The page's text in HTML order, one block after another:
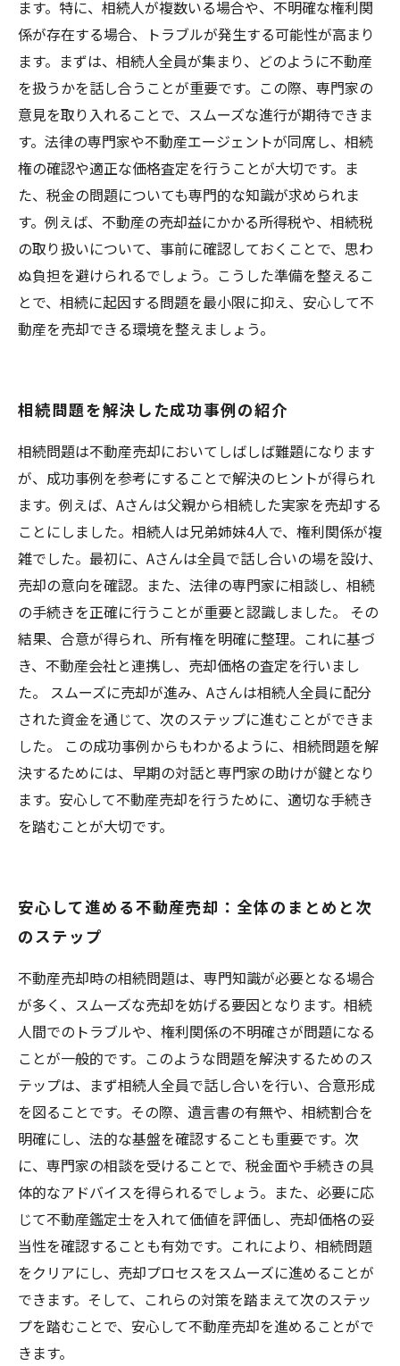
ます。特に、相続人が複数いる場合や、不明確な権利関
係が存在する場合、トラブルが発生する可能性が高まり
ます。まずは、相続人全員が集まり、どのように不動産
を扱うかを話し合うことが重要です。この際、専門家の
意見を取り入れることで、スムーズな進行が期待できま
す。法律の専門家や不動産エージェントが同席し、相続
権の確認や適正な価格査定を行うことが大切です。ま
た、税金の問題についても専門的な知識が求められま
す。例えば、不動産の売却益にかかる所得税や、相続税
の取り扱いについて、事前に確認しておくことで、思わ
ぬ負担を避けられるでしょう。こうした準備を整えるこ
とで、相続に起因する問題を最小限に抑え、安心して不
動産を売却できる環境を整えましょう。
相続問題を解決した成功事例の紹介
相続問題は不動産売却においてしばしば難題になります
が、成功事例を参考にすることで解決のヒントが得られ
ます。例えば、Aさんは父親から相続した実家を売却する
ことにしました。相続人は兄弟姉妹4人で、権利関係が複
雑でした。最初に、Aさんは全員で話し合いの場を設け、
売却の意向を確認。また、法律の専門家に相談し、相続
の手続きを正確に行うことが重要と認識しました。 その
結果、合意が得られ、所有権を明確に整理。これに基づ
き、不動産会社と連携し、売却価格の査定を行いまし
た。 スムーズに売却が進み、Aさんは相続人全員に配分
された資金を通じて、次のステップに進むことができま
した。 この成功事例からもわかるように、相続問題を解
決するためには、早期の対話と専門家の助けが鍵となり
ます。安心して不動産売却を行うために、適切な手続き
を踏むことが大切です。
安心して進める不動産売却：全体のまとめと次
のステップ
不動産売却時の相続問題は、専門知識が必要となる場合
が多く、スムーズな売却を妨げる要因となります。相続
人間でのトラブルや、権利関係の不明確さが問題になる
ことが一般的です。このような問題を解決するためのス
テップは、まず相続人全員で話し合いを行い、合意形成
を図ることです。その際、遺言書の有無や、相続割合を
明確にし、法的な基盤を確認することも重要です。次
に、専門家の相談を受けることで、税金面や手続きの具
体的なアドバイスを得られるでしょう。また、必要に応
じて不動産鑑定士を入れて価値を評価し、売却価格の妥
当性を確認することも有効です。これにより、相続問題
をクリアにし、売却プロセスをスムーズに進めることが
できます。そして、これらの対策を踏まえて次のステッ
プを踏むことで、安心して不動産売却を進めることがで
きます。